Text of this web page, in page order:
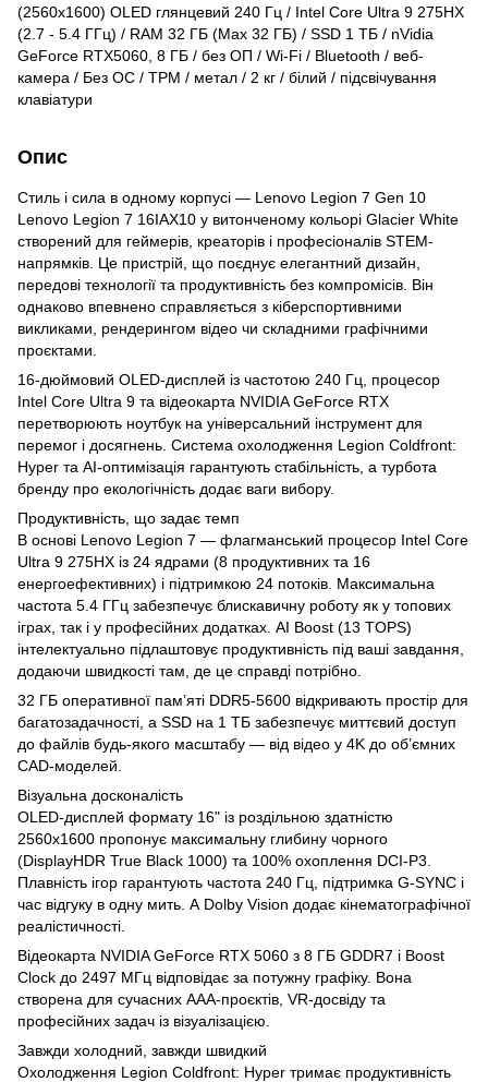
(2560x1600) OLED глянцевий 240 Гц / Intel Core Ultra 9 275HX
(2.7 - 5.4 ГГц) / RAM 32 ГБ (Max 32 ГБ) / SSD 1 ТБ / nVidia
GeForce RTX5060, 8 ГБ / без ОП / Wi-Fi / Bluetooth / веб-
камера / Без ОС / TPM / метал / 2 кг / білий / підсвічування
клавіатури
Опис
Стиль і сила в одному корпусі — Lenovo Legion 7 Gen 10
Lenovo Legion 7 16IAX10 у витонченому кольорі Glacier White
створений для геймерів, креаторів і професіоналів STEM-
напрямків. Це пристрій, що поєднує елегантний дизайн,
передові технології та продуктивність без компромісів. Він
однаково впевнено справляється з кіберспортивними
викликами, рендерингом відео чи складними графічними
проєктами.
16-дюймовий OLED-дисплей із частотою 240 Гц, процесор
Intel Core Ultra 9 та відеокарта NVIDIA GeForce RTX
перетворюють ноутбук на універсальний інструмент для
перемог і досягнень. Система охолодження Legion Coldfront:
Hyper та AI-оптимізація гарантують стабільність, а турбота
бренду про екологічність додає ваги вибору.
Продуктивність, що задає темп
В основі Lenovo Legion 7 — флагманський процесор Intel Core
Ultra 9 275HX із 24 ядрами (8 продуктивних та 16
енергоефективних) і підтримкою 24 потоків. Максимальна
частота 5.4 ГГц забезпечує блискавичну роботу як у топових
іграх, так і у професійних додатках. AI Boost (13 TOPS)
інтелектуально підлаштовує продуктивність під ваші завдання,
додаючи швидкості там, де це справді потрібно.
32 ГБ оперативної пам’яті DDR5-5600 відкривають простір для
багатозадачності, а SSD на 1 ТБ забезпечує миттєвий доступ
до файлів будь-якого масштабу — від відео у 4K до об’ємних
CAD-моделей.
Візуальна досконалість
OLED-дисплей формату 16" із роздільною здатністю
2560x1600 пропонує максимальну глибину чорного
(DisplayHDR True Black 1000) та 100% охоплення DCI-P3.
Плавність ігор гарантують частота 240 Гц, підтримка G-SYNC і
час відгуку в одну мить. А Dolby Vision додає кінематографічної
реалістичності.
Відеокарта NVIDIA GeForce RTX 5060 з 8 ГБ GDDR7 і Boost
Clock до 2497 МГц відповідає за потужну графіку. Вона
створена для сучасних AAA-проєктів, VR-досвіду та
професійних задач із візуалізацією.
Завжди холодний, завжди швидкий
Охолодження Legion Coldfront: Hyper тримає продуктивність